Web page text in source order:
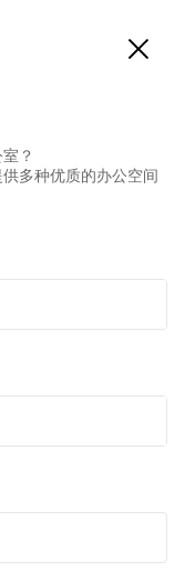
？
多种优质的办公空间